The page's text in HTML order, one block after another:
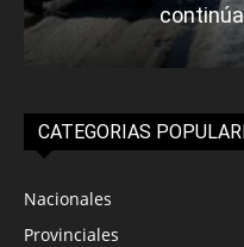
CATEGORIAS
Nacionales
Provinciales